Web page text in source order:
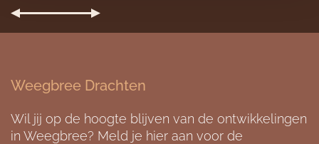
Weegbree Drachten
Wil jij op de hoogte blijven van de ontwikkelingen
in Weegbree? Meld je hier aan voor de